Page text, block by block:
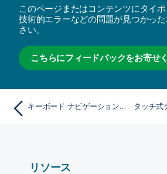
このページまたはコンテンツにタイポ
技術的エラーなどの問題が見つかっ
さい。
こちらにフィードバックをお寄せ
キーボード ナビゲーションとショートカット
リソース